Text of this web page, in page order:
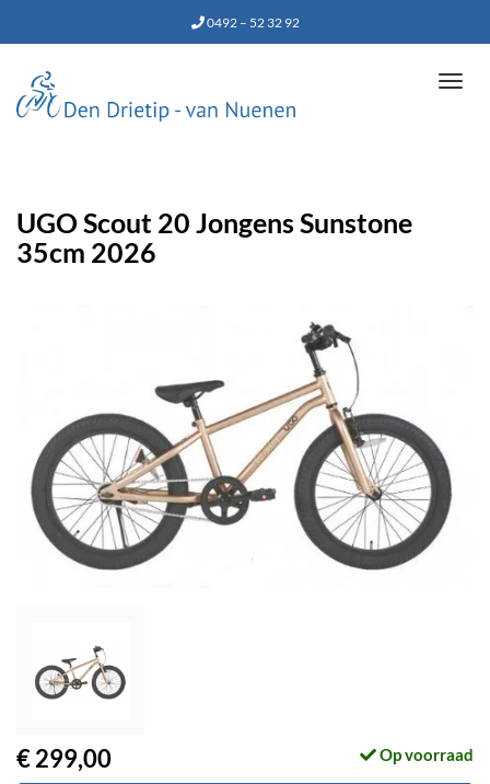
0492 – 52 32 92
UGO Scout 20 Jongens Sunstone
35cm 2026
€ 299,00 Op voorraad